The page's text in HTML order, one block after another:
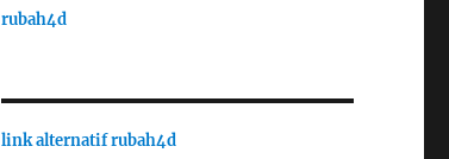
rubah4d
link alternatif rubah4d